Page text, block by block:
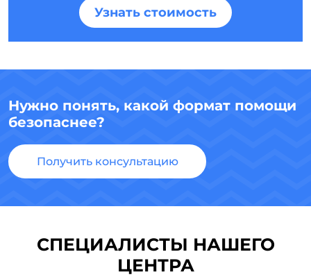
Узнать стоимость
Нужно понять, какой формат помощи
безопаснее?
Получить консультацию
СПЕЦИАЛИСТЫ НАШЕГО
ЦЕНТРА